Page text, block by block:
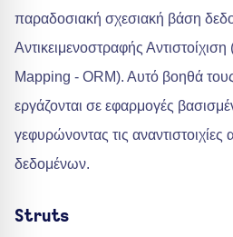
παραδοσιακή σχεσιακή βάση
Αντικειμενοστραφής
Mapping - ORM). Αυτό βοηθά
εργάζονται σε εφαρμογές
γεφυρώνοντας τις
δεδομένων.
Struts